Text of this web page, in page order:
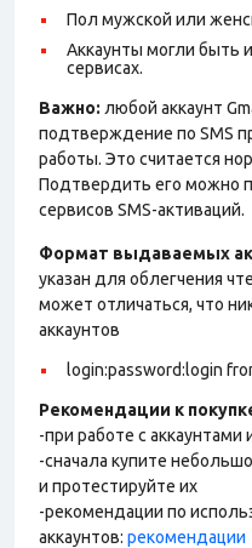
Пол мужской или
Аккаунты могли быть
сервисах.
Важно: любой аккаунт
подтверждение по SMS
работы. Это считается
Подтвердить его можно
сервисов SMS-активаций.
Формат выдаваемых
указан для облегчения
может отличаться, что
аккаунтов
login:password:login
Рекомендации к
-при работе с аккаунтами
-сначала купите
и протестируйте их
-рекомендации по
аккаунтов: рекомендации